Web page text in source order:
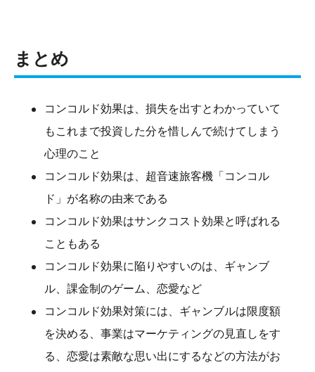
まとめ
コンコルド効果は、損失を出すとわかっていて
もこれまで投資した分を惜しんで続けてしまう
心理のこと
コンコルド効果は、超音速旅客機「コンコル
ド」が名称の由来である
コンコルド効果はサンクコスト効果と呼ばれる
こともある
コンコルド効果に陥りやすいのは、ギャンブ
ル、課金制のゲーム、恋愛など
コンコルド効果対策には、ギャンブルは限度額
を決める、事業はマーケティングの見直しをす
る、恋愛は素敵な思い出にするなどの方法がお